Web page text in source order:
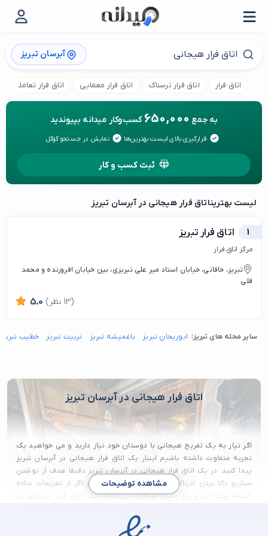
آبرسان تبریز
اتاق فرار اتاق فرار ترسناک اتاق فرار معمایی اتاق فرار تعاملی
به جمع 650,000 کسب‌وکار میدانه بپیوندید
قرارگیری بالای لیست بهترین‌ها نمایش در جستجو گوگل
ثبت کسب و کار
لیست بهتریناتاق فرار هیجانی در آبرسان تبریز
1 اتاق فرار تبریز
مرکز اتاق فرار
تبریز، خاقانی، خیابان استاد میر علی تبریزی، بین خیابان افروزنده و محمد
قلی
5.0 (13 نظر)
سایر محله های تبریز: ابوریحان تبریز باغمیشه تبریز تربیت تبریز خطیب تبریز
اتاق فرار هیجانی در آبرسان تبریز
اگر نیاز به یک تفریح هیجانی با دوستان خود نیاز دارید و می خواهید یک
تجربه متفاوت داشته باشیم اینبار یک اتاق فرار هیجانی در آبرسان تبریز
پیدا کنید. در یک اتاق فرار هیجانی در آبرسان تبریز دقیقا هدف از نوشتن
سناریو بالا بردن ادرنالین خون شما می باشد پس اگر از تفریحات ساده
خسته شده اید و به دنبال هیجان می گردید یک اتاق فرار هیجانی در
محله آبرسان تبریز، یکی از قدیمی‌ترین و اصیل‌ترین محله‌های این شهر زیبا،
مشاهده توضیحات